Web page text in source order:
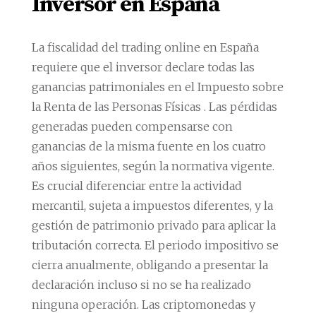
La fiscalidad del trading online en España
requiere que el inversor declare todas las
ganancias patrimoniales en el Impuesto sobre
la Renta de las Personas Físicas . Las pérdidas
generadas pueden compensarse con
ganancias de la misma fuente en los cuatro
años siguientes, según la normativa vigente.
Es crucial diferenciar entre la actividad
mercantil, sujeta a impuestos diferentes, y la
gestión de patrimonio privado para aplicar la
tributación correcta. El periodo impositivo se
cierra anualmente, obligando a presentar la
declaración incluso si no se ha realizado
ninguna operación. Las criptomonedas y